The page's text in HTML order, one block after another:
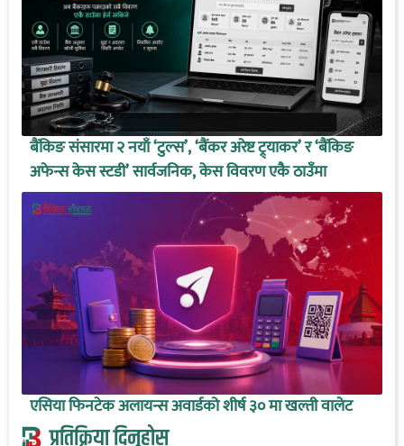
बैंकिङ संसारमा २ नयाँ ‘टुल्स’, ‘बैंकर अरेष्ट ट्र्याकर’ र ‘बैंकिङ
अफेन्स केस स्टडी’ सार्वजनिक, केस विवरण एकै ठाउँमा
एसिया फिनटेक अलायन्स अवार्डको शीर्ष ३० मा खल्ती वालेट